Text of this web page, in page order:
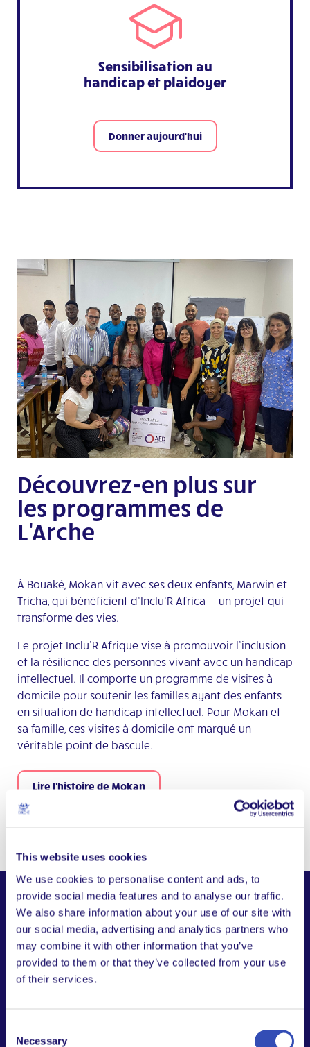
This website uses cookies
We use cookies to personalise content and ads, to
provide social media features and to analyse our traffic.
We also share information about your use of our site with
our social media, advertising and analytics partners who
may combine it with other information that you’ve
provided to them or that they’ve collected from your use
of their services.
Selection
Necessary
Sensibilisation au
handicap et plaidoyer
Donner aujourd'hui
Découvrez-en plus sur
les programmes de
L'Arche
À Bouaké, Mokan vit avec ses deux enfants, Marwin et
Tricha, qui bénéficient d’Inclu’R Africa — un projet qui
transforme des vies.
Le projet Inclu’R Afrique vise à promouvoir l’inclusion
et la résilience des personnes vivant avec un handicap
intellectuel. Il comporte un programme de visites à
domicile pour soutenir les familles ayant des enfants
en situation de handicap intellectuel. Pour Mokan et
sa famille, ces visites à domicile ont marqué un
véritable point de bascule.
Lire l'histoire de Mokan
Histoires et actusde